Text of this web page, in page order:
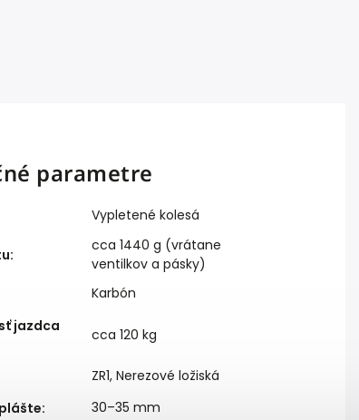
parametre
Vypletené kolesá
:
cca 1440 g (vrátane
ventilkov a pásky)
Karbón
jazdca
cca 120 kg
ZR1, Nerezové ložiská
: 30–35 mm